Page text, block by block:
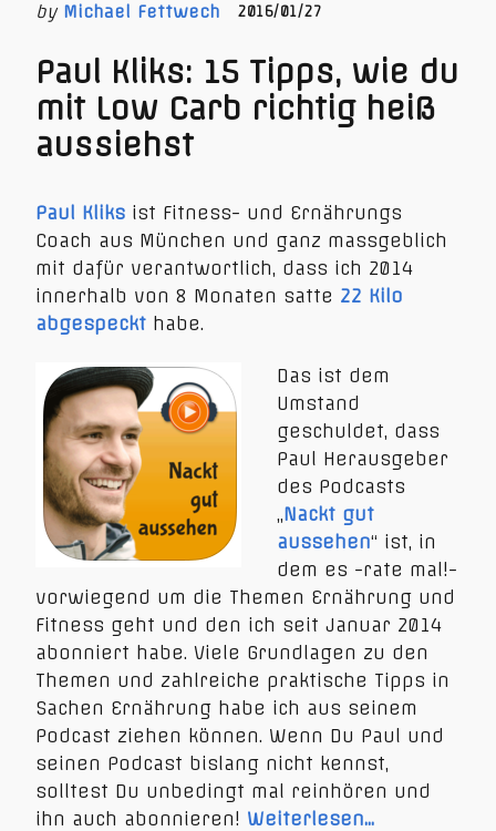
by Michael Fettwech 2016/01/27
Paul Kliks: 15 Tipps, wie du
mit Low Carb richtig heiß
aussiehst
Paul Kliks ist Fitness- und Ernährungs
Coach aus München und ganz massgeblich
mit dafür verantwortlich, dass ich 2014
innerhalb von 8 Monaten satte 22 Kilo
abgespeckt habe.
Das ist dem
Umstand
geschuldet, dass
Paul Herausgeber
des Podcasts
„Nackt gut
aussehen“ ist, in
dem es -rate mal!-
vorwiegend um die Themen Ernährung und
Fitness geht und den ich seit Januar 2014
abonniert habe. Viele Grundlagen zu den
Themen und zahlreiche praktische Tipps in
Sachen Ernährung habe ich aus seinem
Podcast ziehen können. Wenn Du Paul und
seinen Podcast bislang nicht kennst,
solltest Du unbedingt mal reinhören und
ihn auch abonnieren! Weiterlesen…